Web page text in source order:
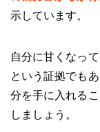
示しています。
自分に甘くなっ
という証拠でも
分を手に入れる
しましょう。